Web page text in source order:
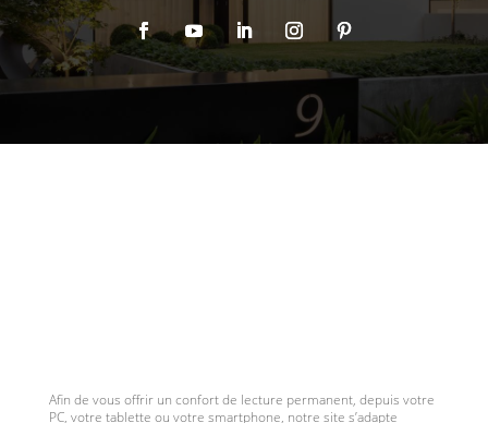
Afin de vous offrir un confort de lecture permanent, depuis votre
PC, votre tablette ou votre smartphone, notre site s’adapte